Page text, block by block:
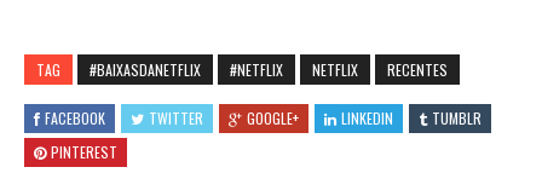
TAG #BAIXASDANETFLIX #NETFLIX NETFLIX RECENTES
FACEBOOK TWITTER GOOGLE+ LINKEDIN
TUMBLR
PINTEREST